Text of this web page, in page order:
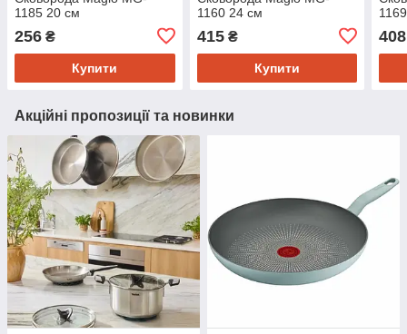
1185 20 см
256 ₴
Купити
1160 24 см
415₴
Купити
408
Акційні пропозиції та новинки